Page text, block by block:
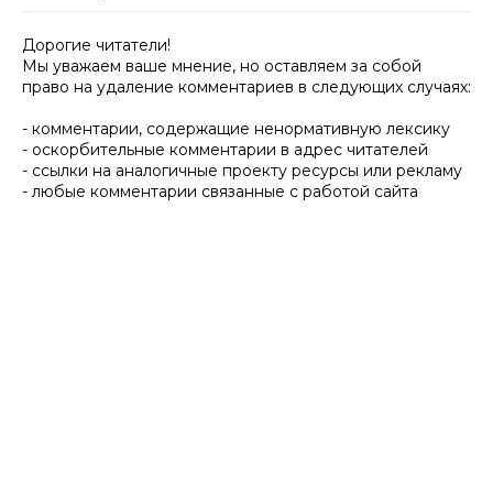
Дорогие читатели!
Мы уважаем ваше мнение, но оставляем за собой
право на удаление комментариев в следующих случаях:
- комментарии, содержащие ненормативную лексику
- оскорбительные комментарии в адрес читателей
- ссылки на аналогичные проекту ресурсы или рекламу
- любые комментарии связанные с работой сайта